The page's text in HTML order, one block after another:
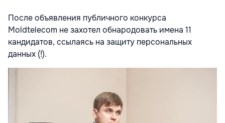
После объявления публичного конкурса
Moldtelecom не захотел обнародовать имена 11
кандидатов, ссылаясь на защиту персональных
данных (!).